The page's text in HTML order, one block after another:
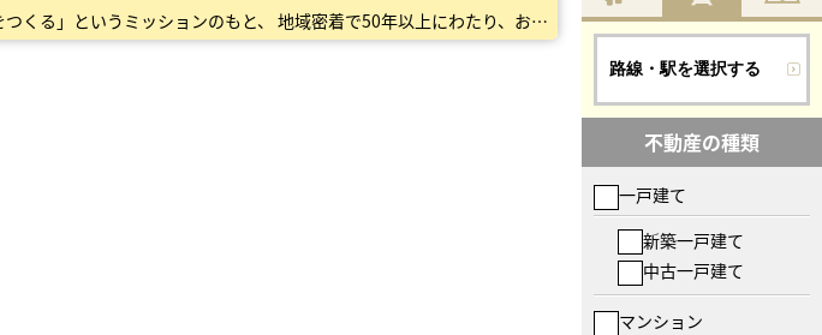
私たちセンチュリー21ココカラは、不動産で「ここからはじまる幸せをつくる」というミッションのもと、 地域密着で50年以上にわたり、お住まい探しをサポートしてきました。 不動産のプロとして、戸建・…
路線・駅を選択する
不動産の種類
一戸建て
新築一戸建て
中古一戸建て
マンション